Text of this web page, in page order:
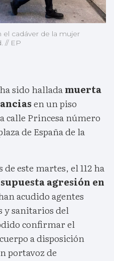
el cadáver de la mujer
// EP
ha sido halladamuerta
en un piso
calle Princesa número
de España de la
este martes, el 112 ha
supuesta agresión en
acudido agentes
y sanitarios del
confirmar el
a disposición
portavoz de